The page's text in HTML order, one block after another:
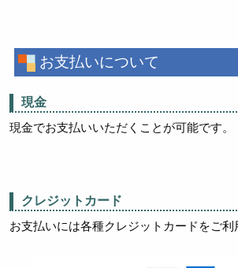
お支払いについて
現金
現金でお支払いいただくことが可能です。
クレジットカード
お支払いには各種クレジットカードをご利